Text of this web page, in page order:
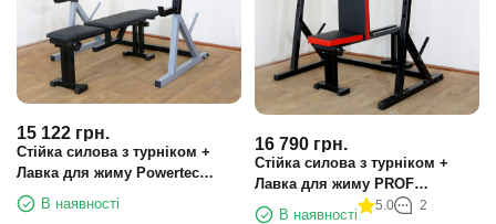
15 122 грн.
Стійка силова з турніком +
Лавка для жиму Powertec
GREY
В наявності
16 790 грн.
Стійка силова з турніком +
Лавка для жиму PROF
Powertec RED
В наявності
5.0 2